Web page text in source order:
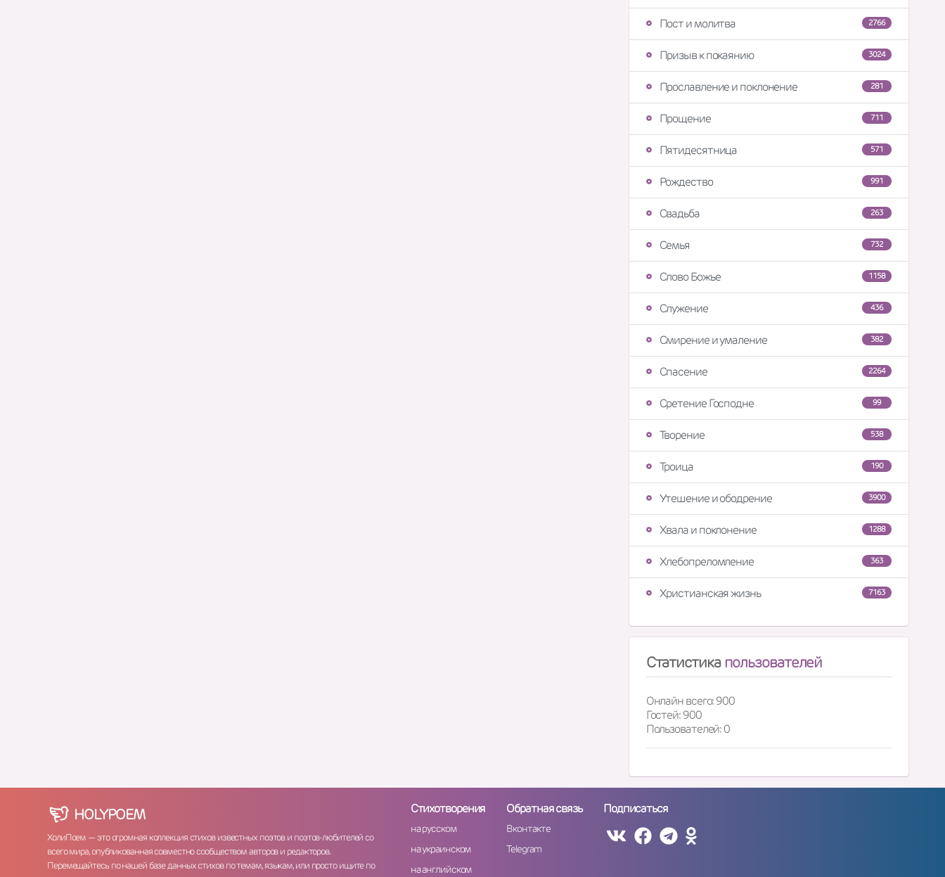
2766
Пост и молитва
3024
Призыв к покаянию
281
Прославление и поклонение
711
Прощение
571
Пятидесятница
991
Рождество
263
Свадьба
732
Семья
1158
Слово Божье
436
Служение
382
Смирение и умаление
2264
Спасение
99
Сретение Господне
538
Творение
190
Троица
3900
Утешение и ободрение
1288
Хвала и поклонение
363
Хлебопреломление
7163
Христианская жизнь
Статистика пользователей
Онлайн всего: 900
Гостей: 900
Пользователей: 0
HOLYPOEM
ХолиПоем — это огромная коллекция стихов известных поэтов и поэтов-любителей со
всего мира, опубликованная совместно сообществом авторов и редакторов.
Перемещайтесь по нашей базе данных стихов по темам, языкам, или просто ищите по
Стихотворения
на русском
на украинском
на английском
Обратная связь
Вконтакте
Telegram
Подписаться